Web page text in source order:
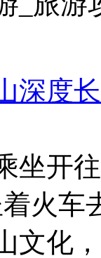
深度
坐开
火车
文化